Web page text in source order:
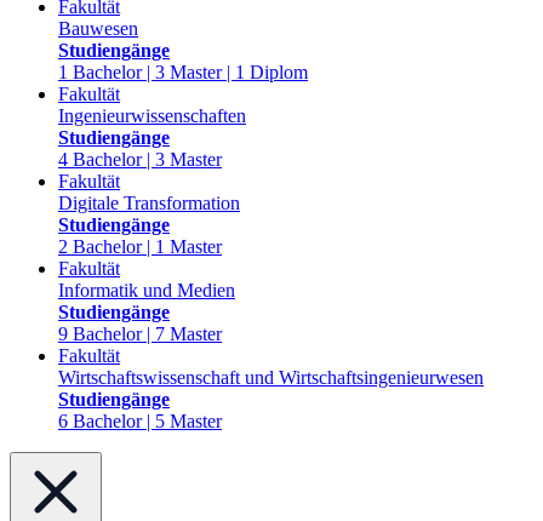
Fakultät
Bauwesen
Studiengänge
1 Bachelor | 3 Master | 1 Diplom
Fakultät
Ingenieurwissenschaften
Studiengänge
4 Bachelor | 3 Master
Fakultät
Digitale Transformation
Studiengänge
2 Bachelor | 1 Master
Fakultät
Informatik und Medien
Studiengänge
9 Bachelor | 7 Master
Fakultät
Wirtschaftswissenschaft und Wirtschaftsingenieurwesen
Studiengänge
6 Bachelor | 5 Master